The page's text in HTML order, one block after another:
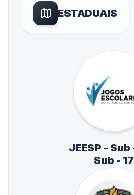
ESTADUAIS
JEESP - Sub - 14 e
Sub - 17